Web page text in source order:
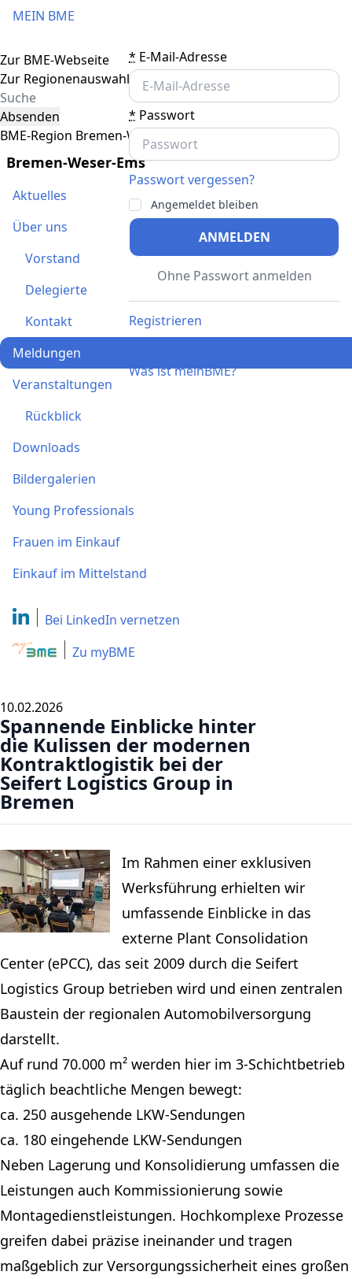
MEIN BME
* E-Mail-Adresse
* Passwort
Passwort vergessen?
Angemeldet bleiben
ANMELDEN
Ohne Passwort anmelden
Registrieren
Was ist meinBME?
Toggle navigation
Zur BME-Webseite
Zur Regionenauswahl
Absenden
BME-Region Bremen-Weser-Ems
Bremen-Weser-Ems
Aktuelles
Über uns
Vorstand
Delegierte
Kontakt
Meldungen
Veranstaltungen
Rückblick
Downloads
Bildergalerien
Young Professionals
Frauen im Einkauf
Einkauf im Mittelstand
Bei LinkedIn vernetzen
Zu myBME
10.02.2026
Spannende Einblicke hinter
die Kulissen der modernen
Kontraktlogistik bei der
Seifert Logistics Group in
Bremen
Im Rahmen einer exklusiven
Werksführung erhielten wir
umfassende Einblicke in das
externe Plant Consolidation
Center (ePCC), das seit 2009 durch die Seifert
Logistics Group betrieben wird und einen zentralen
Baustein der regionalen Automobilversorgung
darstellt.
Auf rund 70.000 m² werden hier im 3-Schichtbetrieb
täglich beachtliche Mengen bewegt:
ca. 250 ausgehende LKW-Sendungen
ca. 180 eingehende LKW-Sendungen
Neben Lagerung und Konsolidierung umfassen die
Leistungen auch Kommissionierung sowie
Montagedienstleistungen. Hochkomplexe Prozesse
greifen dabei präzise ineinander und tragen
maßgeblich zur Versorgungssicherheit eines großen